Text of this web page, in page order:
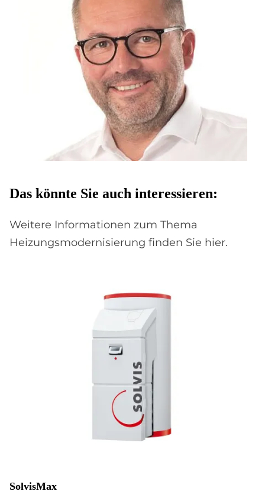
Das könn­te Sie auch in­ter­es­sie­ren:
Weitere Informationen zum Thema
Heizungsmodernisierung finden Sie hier.
SolvisMax